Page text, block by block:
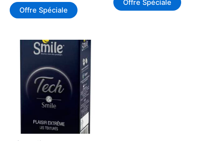
Offre Spéciale
Offre Spéciale